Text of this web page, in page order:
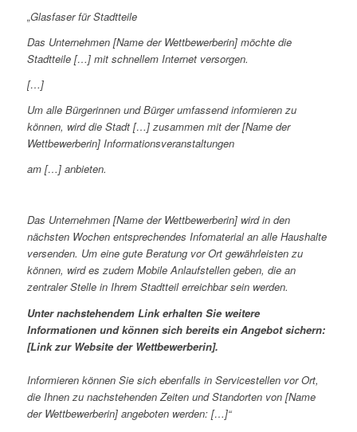
„Glasfaser für Stadtteile
Das Unternehmen [Name der Wettbewerberin] möchte die
Stadtteile […] mit schnellem Internet versorgen.
[…]
Um alle Bürgerinnen und Bürger umfassend informieren zu
können, wird die Stadt […] zusammen mit der [Name der
Wettbewerberin] Informationsveranstaltungen
am […] anbieten.
Das Unternehmen [Name der Wettbewerberin] wird in den
nächsten Wochen entsprechendes Infomaterial an alle Haushalte
versenden. Um eine gute Beratung vor Ort gewährleisten zu
können, wird es zudem Mobile Anlaufstellen geben, die an
zentraler Stelle in Ihrem Stadtteil erreichbar sein werden.
Unter nachstehendem Link erhalten Sie weitere
Informationen und können sich bereits ein Angebot sichern:
[Link zur Website der Wettbewerberin].
Informieren können Sie sich ebenfalls in Servicestellen vor Ort,
die Ihnen zu nachstehenden Zeiten und Standorten von [Name
der Wettbewerberin] angeboten werden: […]“